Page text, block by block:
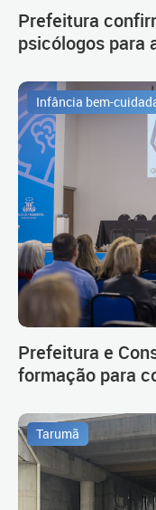
Prefeitura
psicólogos para
Infância bem-
Prefeitura e
formação para
Tarumã